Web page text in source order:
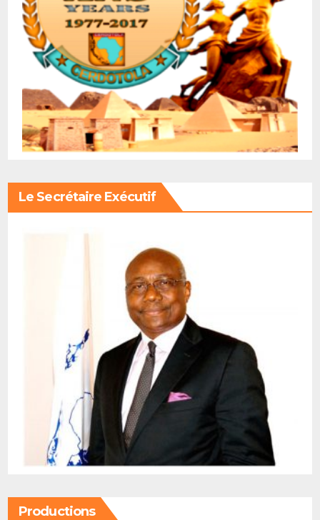
Le Secrétaire Exécutif
Productions